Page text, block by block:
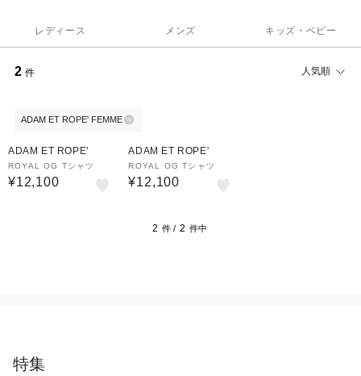
レディース メンズ キッズ・ベビー
2 件 人気順
ADAM ET ROPE' FEMME
ADAM ET ROPE'
ROYAL OG Tシャツ
¥12,100
ADAM ET ROPE'
ROYAL OG Tシャツ
¥12,100
2 件 / 2 件中
特集